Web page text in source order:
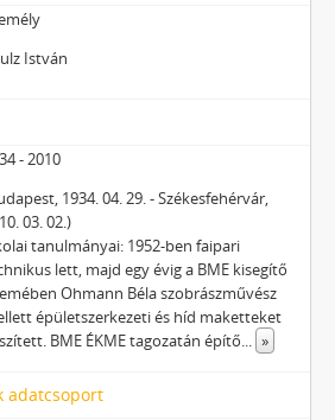
István
- 2010
1934. 04. 29. - Székesfehérvár,
03. 02.)
tanulmányai: 1952-ben faipari
lett, majd egy évig a BME kisegítő
Ohmann Béla szobrászművész
épületszerkezeti és híd maketteket
BME ÉKME tagozatán építő... »
adatcsoport